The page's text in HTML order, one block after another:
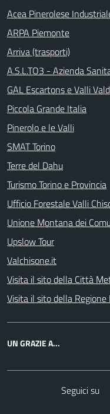
Acea Pinerolese
ARPA Piemonte
Arriva (trasporti)
A.S.L.TO3 - Azienda
GAL Escartons e Valli
Piccola Grande Italia
Pinerolo e le Valli
SMAT Torino
Terre del Dahu
Turismo Torino e Provincia
Ufficio Forestale Valli
Unione Montana dei
Upslow Tour
Valchisone.it
Visita il sito della Città
Visita il sito della
UN GRAZIE A...
Seguici su